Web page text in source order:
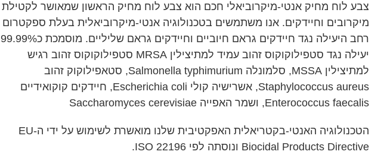
צבע לוח מחיק אנטי-מיקרוביאלי חכם הוא צבע לוח מחיק הראשון שמאושר לקטילת
מיקרובים וחיידקים. אנו משתמשים בטכנולוגיה אנטי-מיקרוביאלית בעלת ספקטרום
רחב היעילה נגד חיידקים גראם חיוביים וחיידקים גראם שליליים. מוסמכת כ99.99%
יעילה נגד סטפילוקוקוס זהוב עמיד למתיצילין MRSA סטפילוקוקוס זהוב רגיש
למתיצילין MSSA, סלמונלה Salmonella typhimurium, סטאפילוקוק זהוב
Staphylococcus aureus, אשרישיה קולי Escherichia coli, חיידקים קוקואידיים
Enterococcus faecalis, ושמר האפייה Saccharomyces cerevisiae
הטכנולוגיה האנטי-בקטריאלית האפקטיבית שלנו מואשרת לשימוש על ידי ה-EU
Biocidal Products Directive ונוסתה לפי ISO 22196.